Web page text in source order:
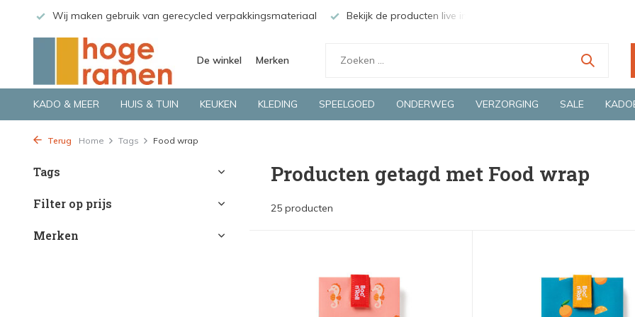
Wij maken gebruik van gerecycled verpakkingsmateriaal Bekijk de producten live in onze winkel in Deventer
De winkel Merken
KADO & MEER HUIS & TUIN KEUKEN KLEDING SPEELGOED ONDERWEG VERZORGING SALE
Terug Home Tags Food wrap
Tags
Filter op prijs
Merken
Producten getagd met Food wrap
25 producten